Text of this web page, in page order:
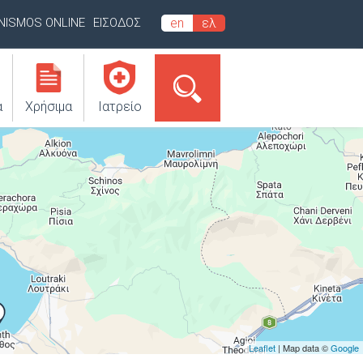
ΕΙΣΟΔΟΣ en ελ
ONLINE
Χρήσιμα Ιατρείο
Leaflet | Map data ©Google